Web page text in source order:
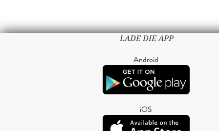
LADE DIE APP
Android
iOS